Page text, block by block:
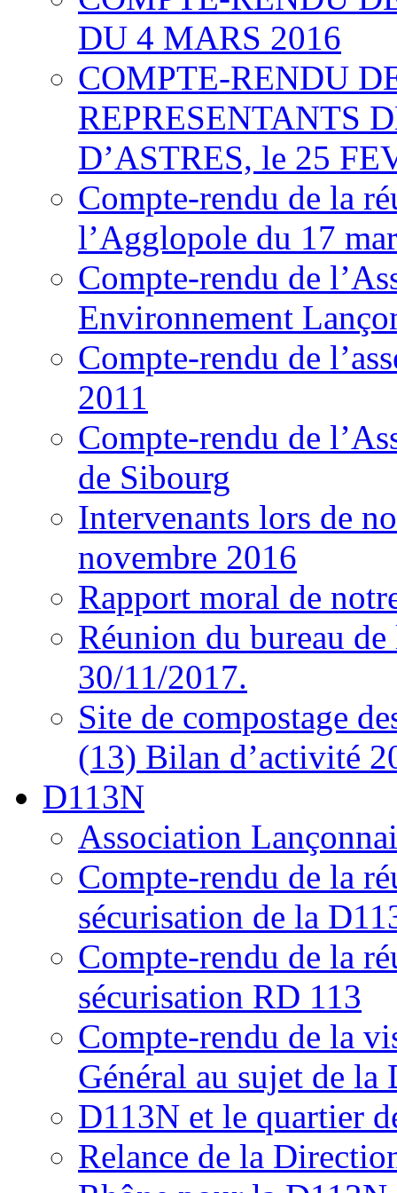
DU 4 MARS 2016
COMPTE-RENDU
REPRESENTANTS
D’ASTRES, le 25
Compte-rendu de la
l’Agglopole du 17
Compte-rendu de
Environnement
Compte-rendu de
2011
Compte-rendu de
de Sibourg
Intervenants lors de
novembre 2016
Rapport moral de
Réunion du bureau
30/11/2017.
Site de compostage
(13) Bilan d’activité
D113N
Association
Compte-rendu de la
sécurisation de la
Compte-rendu de la
sécurisation RD 113
Compte-rendu de la
Général au sujet de la
D113N et le quartier
Relance de la